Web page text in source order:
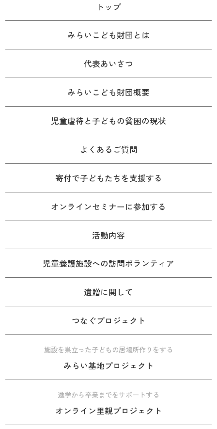
トップ
みらいこども財団とは
代表あいさつ
みらいこども財団概要
児童虐待と子どもの貧困の現状
よくあるご質問
寄付で子どもたちを支援する
オンラインセミナーに参加する
活動内容
児童養護施設への訪問ボランティア
遺贈に関して
つなぐプロジェクト
施設を巣立った子どもの居場所作りをする
みらい基地プロジェクト
進学から卒業までをサポートする
オンライン里親プロジェクト